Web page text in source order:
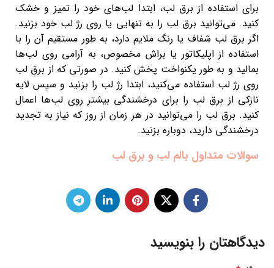
برای استفاده از برق لب، ابتدا لب‌های خود را تمیز و خشک
کنید. می‌توانید برق لب را به تنهایی یا روی رژ لب خود بزنید.
اگر برق لب شفاف یا رنگ ملایم دارد، به طور مستقیم آن را با
استفاده از اپلیکاتور یا براش مخصوص، به آرامی روی لب‌ها
بمالید و به طور یکنواخت پخش کنید. در صورتی که از برق لب
روی رژ لب استفاده می‌کنید، ابتدا رژ لب را بزنید و سپس لایه
نازکی از برق لب را برای درخشندگی بیشتر روی لب‌ها اعمال
کنید. برق لب را می‌توانید در هر زمان از روز که نیاز به تجدید
درخشندگی دارید، دوباره بزنید.
سوالات متداول بالم لب و برق لب
دیدگاهتان را بنویسید